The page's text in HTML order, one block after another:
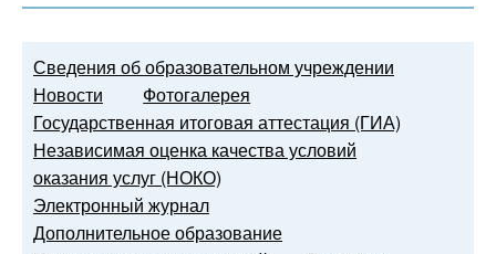
Сведения об образовательном учреждении
Новости
Фотогалерея
Государственная итоговая аттестация (ГИА)
Независимая оценка качества условий
оказания услуг (НОКО)
Электронный журнал
Дополнительное образование